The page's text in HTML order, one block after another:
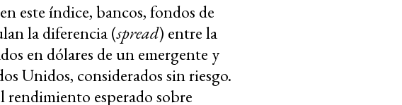
este índice, bancos, fondos de
la diferencia (spread) entre la
en dólares de un emergente y
Unidos, considerados sin riesgo.
rendimiento esperado sobre